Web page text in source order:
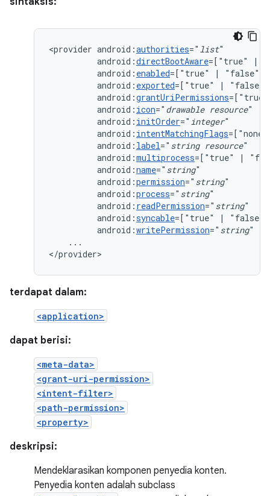
<provider android:authorities=" list
android:directBootAware=["true"
|
android: enabled=["true" |
android: exported=["true" |
android:grantUriPermissions=["true"
android: icon=" drawable resource
android: initOrder=" integer
android: intentMatchingFlags=["none"
android: label=" string resource
android:multiprocess=["true"
|
android:name=" string
android:permission=" string
android:process=" string
android: readPermission=" string
android:syncable=["true" |
android:writePermission=" string"
...
</provider>
terdapat dalam:
<application>
dapat berisi:
<meta-data>
<grant-uri-permission>
<intent-filter>
<path-permission>
<property>
deskripsi:
Mendeklarasikan komponen penyedia konten.
Penyedia konten adalah subclass